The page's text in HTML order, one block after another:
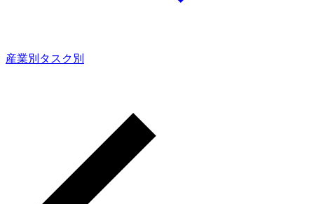
産業別 タスク別